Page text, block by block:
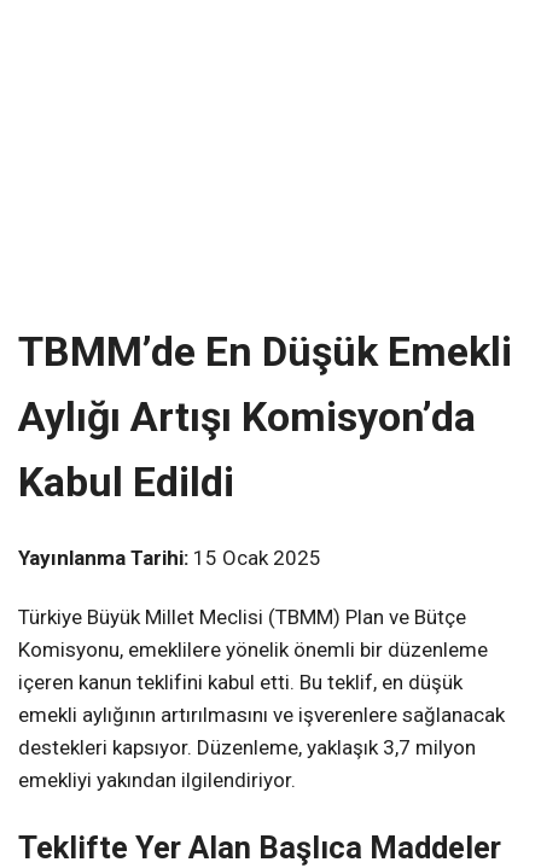
TBMM’de En Düşük Emekli
Aylığı Artışı Komisyon’da
Kabul Edildi
Yayınlanma Tarihi: 15 Ocak 2025
Türkiye Büyük Millet Meclisi (TBMM) Plan ve Bütçe
Komisyonu, emeklilere yönelik önemli bir düzenleme
içeren kanun teklifini kabul etti. Bu teklif, en düşük
emekli aylığının artırılmasını ve işverenlere sağlanacak
destekleri kapsıyor. Düzenleme, yaklaşık 3,7 milyon
emekliyi yakından ilgilendiriyor.
Teklifte Yer Alan Başlıca Maddeler